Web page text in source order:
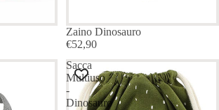
Zaino Dinosauro
€52,90
Sacca
Multiuso
-
Dinosauro